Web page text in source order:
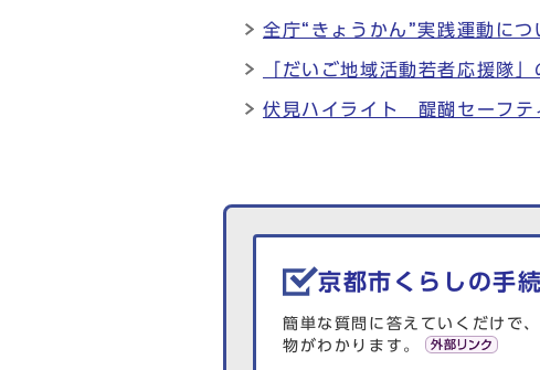
全庁“きょうかん”実践運動につ
「だいご地域活動若者応援隊
伏見ハイライト 醍醐セーフテ
生活情報を探す
京都市くらしの手
簡単な質問に答えていくだけで
物がわかります。